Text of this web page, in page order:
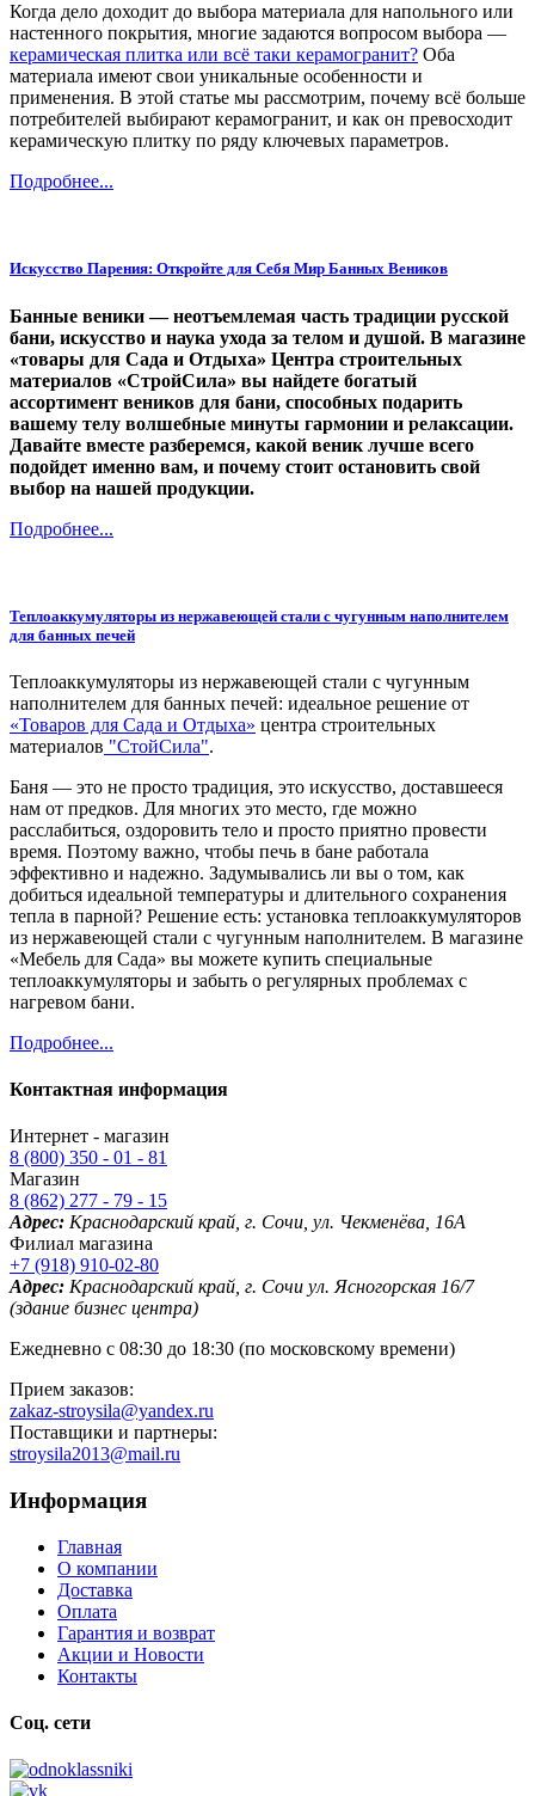
Когда дело доходит до выбора материала для напольного или
настенного покрытия, многие задаются вопросом выбора —
керамическая плитка или всё таки керамогранит? Оба
материала имеют свои уникальные особенности и
применения. В этой статье мы рассмотрим, почему всё больше
потребителей выбирают керамогранит, и как он превосходит
керамическую плитку по ряду ключевых параметров.
Подробнее...
Искусство Парения: Откройте для Себя Мир Банных Веников
Банные веники — неотъемлемая часть традиции русской
бани, искусство и наука ухода за телом и душой. В магазине
«товары для Сада и Отдыха» Центра строительных
материалов «СтройСила» вы найдете богатый
ассортимент веников для бани, способных подарить
вашему телу волшебные минуты гармонии и релаксации.
Давайте вместе разберемся, какой веник лучше всего
подойдет именно вам, и почему стоит остановить свой
выбор на нашей продукции.
Подробнее...
Теплоаккумуляторы из нержавеющей стали с чугунным наполнителем
для банных печей
Теплоаккумуляторы из нержавеющей стали с чугунным
наполнителем для банных печей: идеальное решение от
«Товаров для Сада и Отдыха» центра строительных
материалов "СтойСила".
Баня — это не просто традиция, это искусство, доставшееся
нам от предков. Для многих это место, где можно
расслабиться, оздоровить тело и просто приятно провести
время. Поэтому важно, чтобы печь в бане работала
эффективно и надежно. Задумывались ли вы о том, как
добиться идеальной температуры и длительного сохранения
тепла в парной? Решение есть: установка теплоаккумуляторов
из нержавеющей стали с чугунным наполнителем. В магазине
«Мебель для Сада» вы можете купить специальные
теплоаккумуляторы и забыть о регулярных проблемах с
нагревом бани.
Подробнее...
Контактная информация
Интернет - магазин
8 (800) 350 - 01 - 81
Магазин
8 (862) 277 - 79 - 15
Адрес: Краснодарский край, г. Сочи, ул. Чекменёва, 16А
Филиал магазина
+7 (918) 910-02-80
Адрес: Краснодарский край, г. Сочи ул. Ясногорская 16/7
(здание бизнес центра)
Ежедневно с 08:30 до 18:30 (по московскому времени)
Прием заказов:
zakaz-stroysila@yandex.ru
Поставщики и партнеры:
stroysila2013@mail.ru
Информация
Главная
О компании
Доставка
Оплата
Гарантия и возврат
Акции и Новости
Контакты
Соц. сети